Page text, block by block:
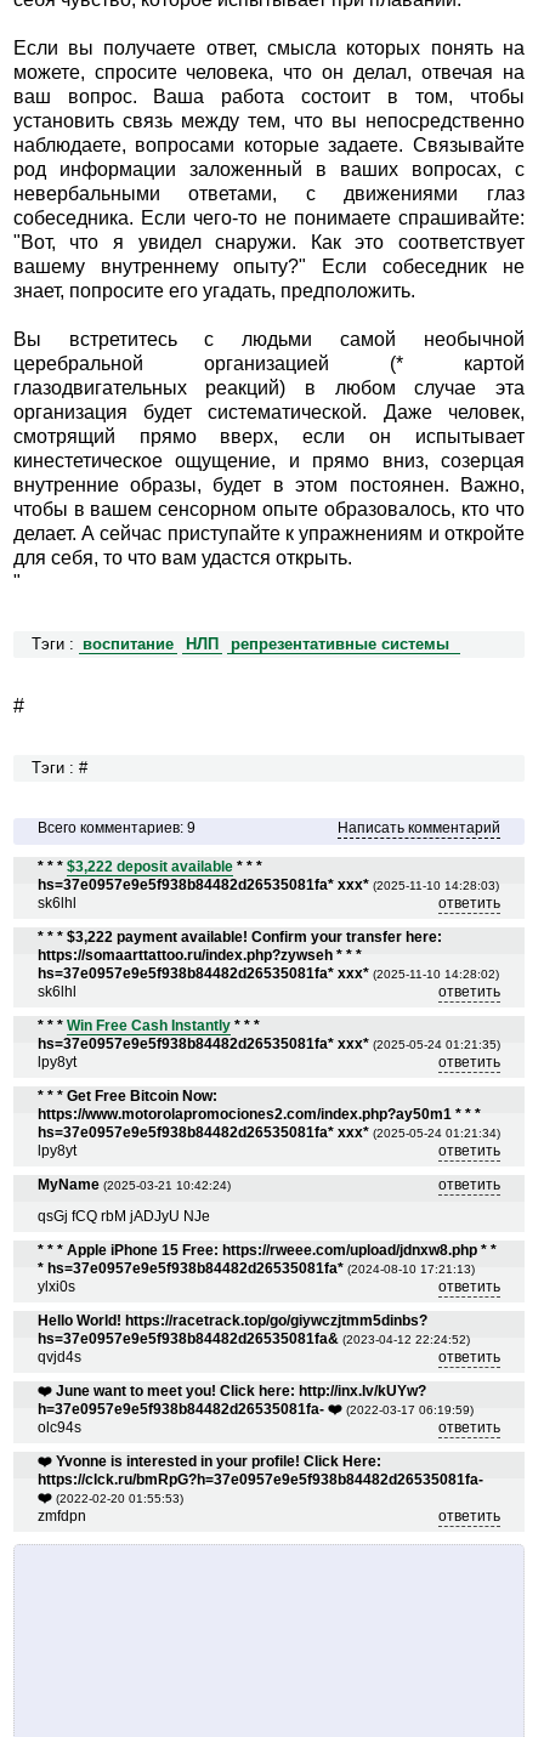
Если вы получаете ответ, смысла которых понять на
можете, спросите человека, что он делал, отвечая на
ваш вопрос. Ваша работа состоит в том, чтобы
установить связь между тем, что вы непосредственно
наблюдаете, вопросами которые задаете. Связывайте
род информации заложенный в ваших вопросах, с
невербальными ответами, с движениями глаз
собеседника. Если чего-то не понимаете спрашивайте:
"Вот, что я увидел снаружи. Как это соответствует
вашему внутреннему опыту?" Если собеседник не
знает, попросите его угадать, предположить.
Вы встретитесь с людьми самой необычной
церебральной организацией (* картой
глазодвигательных реакций) в любом случае эта
организация будет систематической. Даже человек,
смотрящий прямо вверх, если он испытывает
кинестетическое ощущение, и прямо вниз, созерцая
внутренние образы, будет в этом постоянен. Важно,
чтобы в вашем сенсорном опыте образовалось, кто что
делает. А сейчас приступайте к упражнениям и откройте
для себя, то что вам удастся открыть.
"
Тэги : воспитание НЛП репрезентативные системы
#
Тэги : #
Всего комментариев: 9 Написать комментарий
* * * $3,222 deposit available* * *
hs=37e0957e9e5f938b84482d26535081fa* ххх* (2025-11-10 14:28:03)
ответить
sk6lhl
* * * $3,222 payment available! Confirm your transfer here:
https://somaarttattoo.ru/index.php?zywseh * * *
hs=37e0957e9e5f938b84482d26535081fa* ххх* (2025-11-10 14:28:02)
ответить
sk6lhl
* * * Win Free Cash Instantly* * *
hs=37e0957e9e5f938b84482d26535081fa* ххх* (2025-05-24 01:21:35)
ответить
lpy8yt
* * * Get Free Bitcoin Now:
https://www.motorolapromociones2.com/index.php?ay50m1 * * *
hs=37e0957e9e5f938b84482d26535081fa* ххх* (2025-05-24 01:21:34)
ответить
lpy8yt
MyName (2025-03-21 10:42:24)
ответить
qsGj fCQ rbM jADJyU NJe
* * * Apple iPhone 15 Free: https://rweee.com/upload/jdnxw8.php * *
* hs=37e0957e9e5f938b84482d26535081fa* (2024-08-10 17:21:13)
ответить
ylxi0s
Hello World! https://racetrack.top/go/giywczjtmm5dinbs?
hs=37e0957e9e5f938b84482d26535081fa& (2023-04-12 22:24:52)
ответить
qvjd4s
❤️ June want to meet you! Click here: http://inx.lv/kUYw?
h=37e0957e9e5f938b84482d26535081fa- ❤️ (2022-03-17 06:19:59)
ответить
olc94s
❤️ Yvonne is interested in your profile! Click Here:
https://clck.ru/bmRpG?h=37e0957e9e5f938b84482d26535081fa-
❤️ (2022-02-20 01:55:53)
ответить
zmfdpn